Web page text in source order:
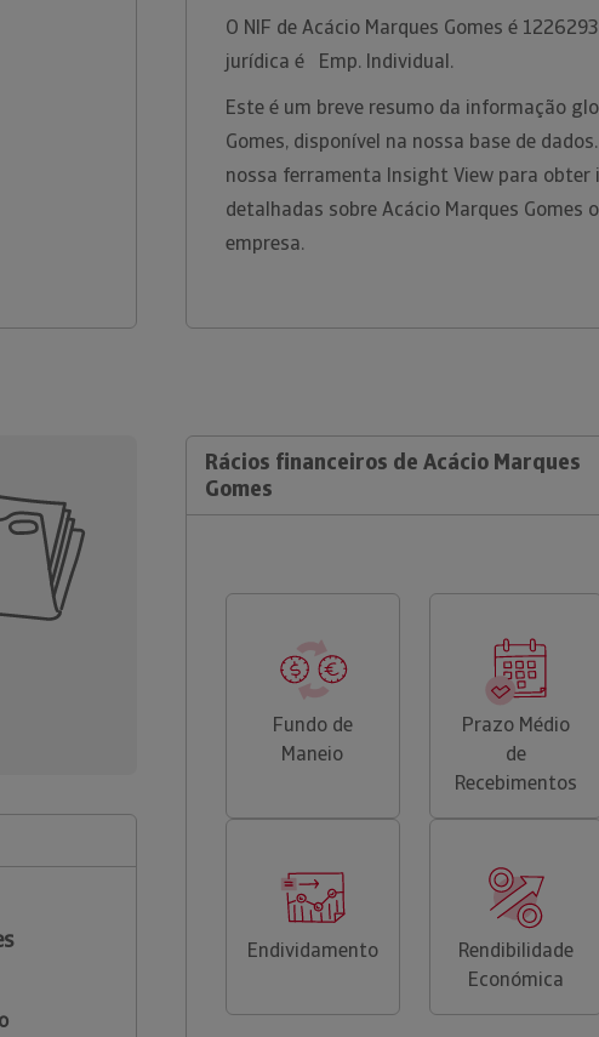
O NIF de Acácio Marques Gomes é
jurídica é Emp. Individual.
Este é um breve resumo da informação
Gomes, disponível na nossa base de
nossa ferramenta Insight View para obter
detalhadas sobre Acácio Marques Gomes
empresa.
Rácios financeiros de Acácio Marques
Gomes
Fundo de
Maneio
Prazo Médio
de
Recebimentos
Endividamento
Rendibilidade
Económica